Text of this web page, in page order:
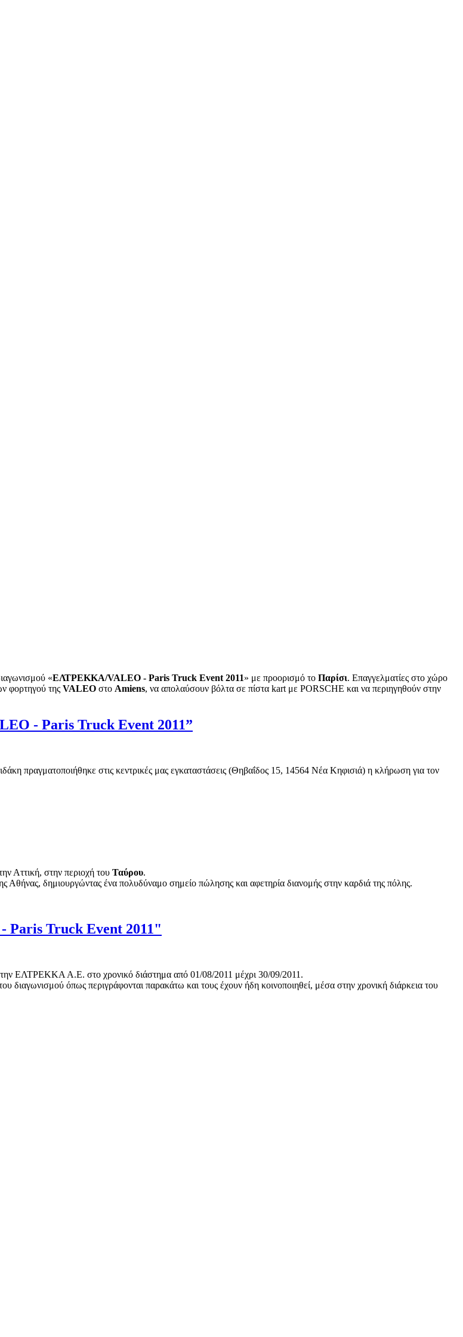
«ΕΛΤΡΕΚΚΑ/VALEO - Paris Truck Event 2011» με προορισμό το Παρίσι. Επαγγελματίες στο χώρο
φορτηγού της VALEO στο Amiens, να απολαύσουν βόλτα σε πίστα kart με PORSCHE και να περιηγηθούν στην
- Paris Truck Event 2011”
πραγματοποιήθηκε στις κεντρικές μας εγκαταστάσεις (Θηβαΐδος 15, 14564 Νέα Κηφισιά) η κλήρωση για τον
Αττική, στην περιοχή του Ταύρου.
Αθήνας, δημιουργώντας ένα πολυδύναμο σημείο πώλησης και αφετηρία διανομής στην καρδιά της πόλης.
Paris Truck Event 2011"
ΕΛΤΡΕΚΚΑ Α.Ε. στο χρονικό διάστημα από 01/08/2011 μέχρι 30/09/2011.
όπως περιγράφονται παρακάτω και τους έχουν ήδη κοινοποιηθεί, μέσα στην χρονική διάρκεια του